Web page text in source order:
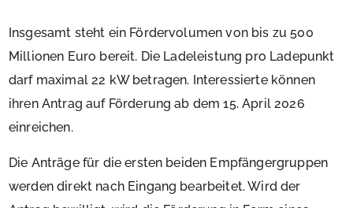
Insgesamt steht ein Fördervolumen von bis zu 500
Millionen Euro bereit. Die Ladeleistung pro Ladepunkt
darf maximal 22 kW betragen. Interessierte können
ihren Antrag auf Förderung ab dem 15. April 2026
einreichen.
Die Anträge für die ersten beiden Empfängergruppen
werden direkt nach Eingang bearbeitet. Wird der